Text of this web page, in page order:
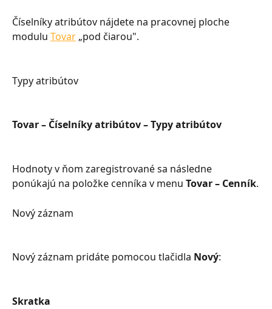
Číselníky atribútov nájdete na pracovnej ploche
modulu Tovar „pod čiarou".
Typy atribútov
Tovar – Číselníky atribútov – Typy atribútov
Hodnoty v ňom zaregistrované sa následne
ponúkajú na položke cenníka v menu Tovar – Cenník.
Nový záznam
Nový záznam pridáte pomocou tlačidla Nový:
Skratka